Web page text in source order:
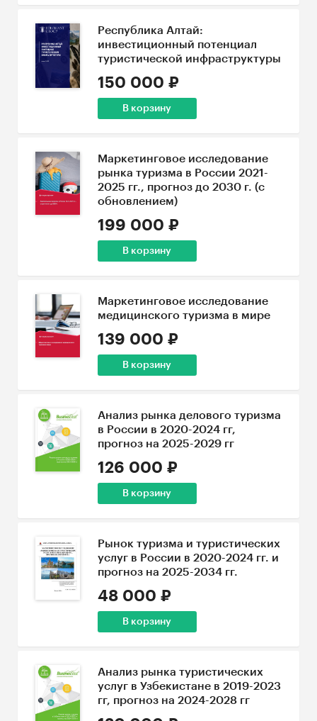
Республика Алтай:
инвестиционный потенциал
туристической инфраструктуры
150 000 ₽
В корзину
Маркетинговое исследование
рынка туризма в России 2021-
2025 гг., прогноз до 2030 г. (с
обновлением)
199 000 ₽
В корзину
Маркетинговое исследование
медицинского туризма в мире
139 000 ₽
В корзину
Анализ рынка делового туризма
в России в 2020-2024 гг,
прогноз на 2025-2029 гг
126 000 ₽
В корзину
Рынок туризма и туристических
услуг в России в 2020-2024 гг. и
прогноз на 2025-2034 гг.
48 000 ₽
В корзину
Анализ рынка туристических
услуг в Узбекистане в 2019-2023
гг, прогноз на 2024-2028 гг